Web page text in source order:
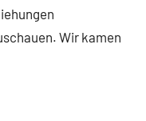
Wir kamen